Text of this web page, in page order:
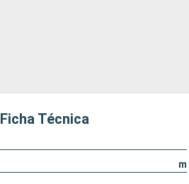
Ficha Técnica
m